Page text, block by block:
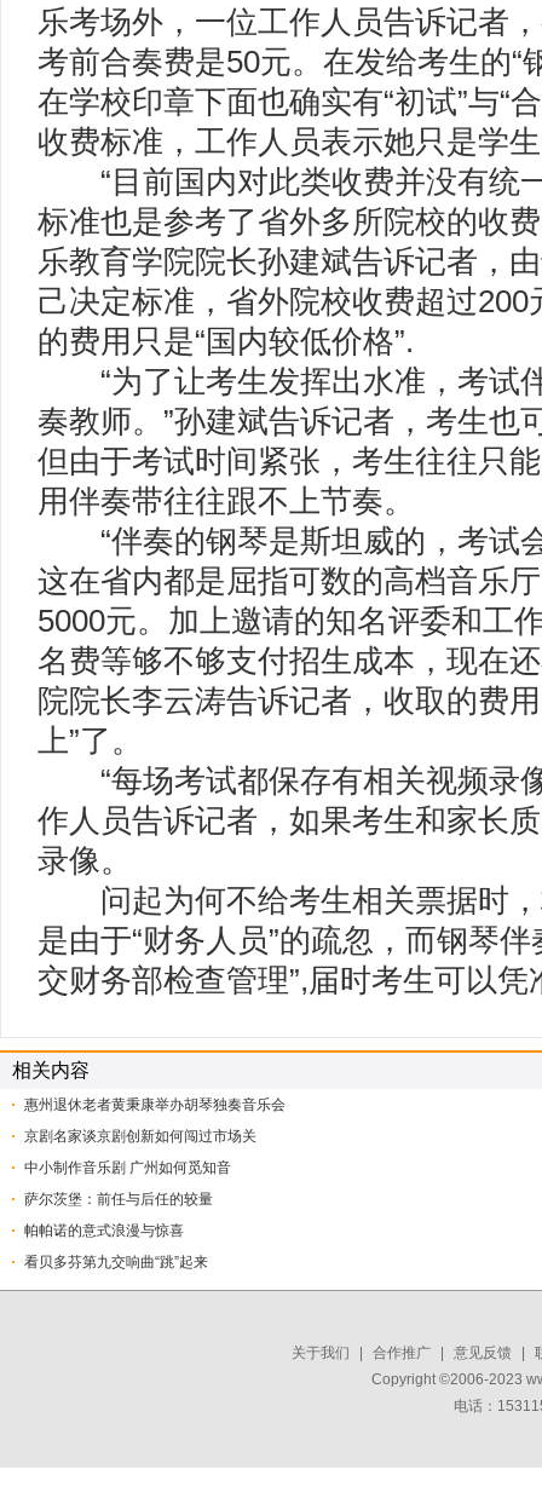
乐考场外，一位工作人员告诉记者
考前合奏费是50元。在发给考生的“
在学校印章下面也确实有“初试”与“
收费标准，工作人员表示她只是学
“目前国内对此类收费并没有统
标准也是参考了省外多所院校的收
乐教育学院院长孙建斌告诉记者，
己决定标准，省外院校收费超过200
的费用只是“国内较低价格”.
“为了让考生发挥出水准，考试
奏教师。”孙建斌告诉记者，考生也
但由于考试时间紧张，考生往往只
用伴奏带往往跟不上节奏。
“伴奏的钢琴是斯坦威的，考试
这在省内都是屈指可数的高档音乐
5000元。加上邀请的知名评委和工
名费等够不够支付招生成本，现在
院院长李云涛告诉记者，收取的费
上”了。
“每场考试都保存有相关视频录
作人员告诉记者，如果考生和家长
录像。
问起为何不给考生相关票据时，
是由于“财务人员”的疏忽，而钢琴
交财务部检查管理”,届时考生可以
相关内容
惠州退休老者黄秉康举办胡琴独奏音乐会
京剧名家谈京剧创新如何闯过市场关
中小制作音乐剧 广州如何觅知音
萨尔茨堡：前任与后任的较量
帕帕诺的意式浪漫与惊喜
看贝多芬第九交响曲“跳”起来
关于我们 合作推广 意见反馈
Copyright ©2006-2023
电话：